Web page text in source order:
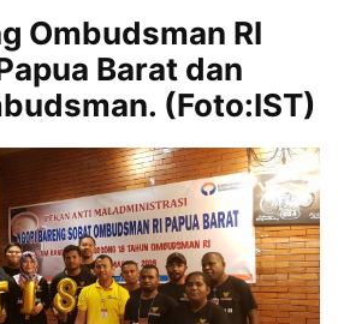
Ombudsman RI
Barat dan
(Foto:IST)